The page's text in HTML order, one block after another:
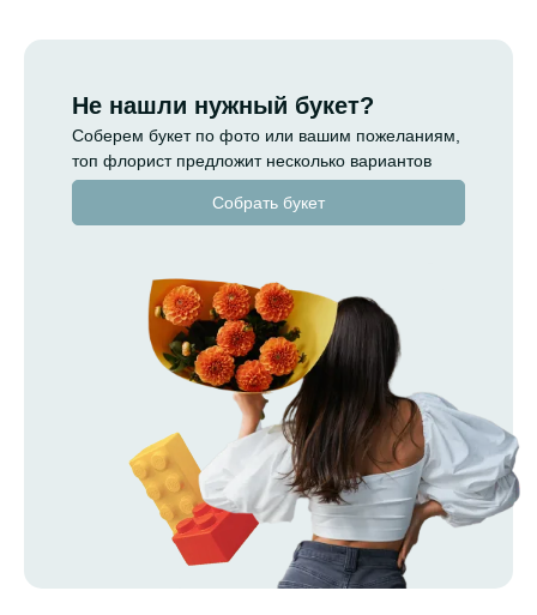
Не нашли нужный букет?
Соберем букет по фото или вашим пожеланиям,
топ флорист предложит несколько вариантов
Собрать букет